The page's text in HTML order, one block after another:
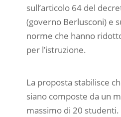
sull’articolo 64 del
(governo Berlusconi) e
norme che hanno
per l’istruzione.
La proposta stabilisce
siano composte da un
massimo di 20